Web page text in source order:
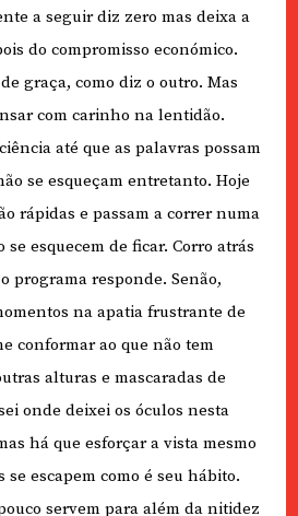
a seguir diz zero mas deixa a
do compromisso económico.
graça, como diz o outro. Mas
com carinho na lentidão.
até que as palavras possam
se esqueçam entretanto. Hoje
rápidas e passam a correr numa
se esquecem de ficar. Corro atrás
programa responde. Senão,
na apatia frustrante de
conformar ao que não tem
alturas e mascaradas de
onde deixei os óculos nesta
há que esforçar a vista mesmo
se escapem como é seu hábito.
servem para além da nitidez